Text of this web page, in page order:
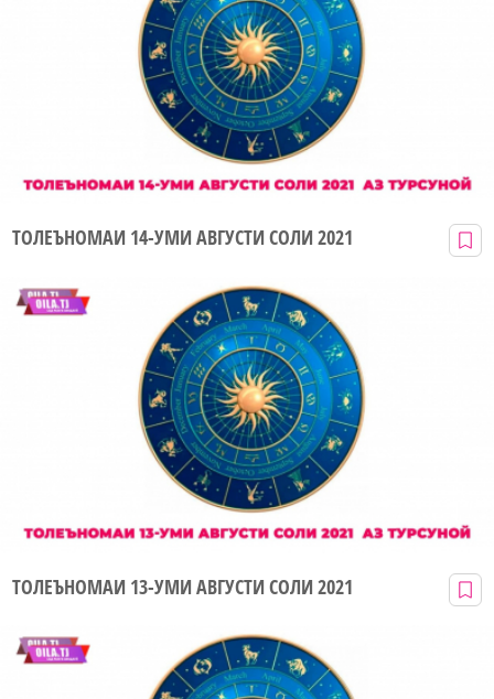
ТОЛЕЪНОМАИ 14-УМИ АВГУСТИ СОЛИ 2021
ТОЛЕЪНОМАИ 13-УМИ АВГУСТИ СОЛИ 2021